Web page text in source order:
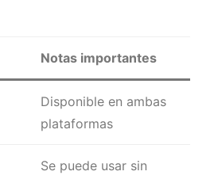
Notas importantes
Disponible en ambas
plataformas
Se puede usar sin